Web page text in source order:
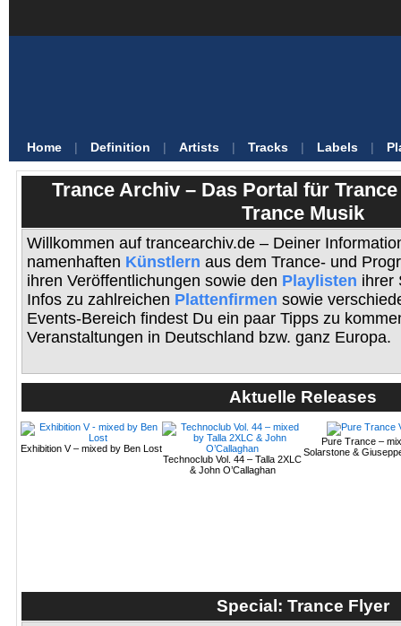
Home | Definition | Artists | Tracks | Labels |
Trance Archiv – Das Portal für
Trance Musik
Willkommen auf trancearchiv.de – Deiner
namenhaften Künstlern aus dem Trance- und
ihren Veröffentlichungen sowie den Playlisten ihrer
Infos zu zahlreichen Plattenfirmen sowie
Events-Bereich findest Du ein paar Tipps zu
Veranstaltungen in Deutschland bzw. ganz Europa.
Aktuelle Releases
Exhibition V – mixed by Ben Lost
Technoclub Vol. 44 – Talla 2XLC
& John O’Callaghan
Pure Trance –
Solarstone &
Special: Trance Flyer